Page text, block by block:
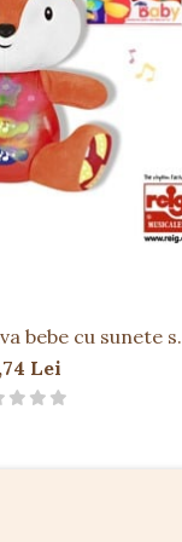
bebe cu sunete si
cm - Vulpe
Lei